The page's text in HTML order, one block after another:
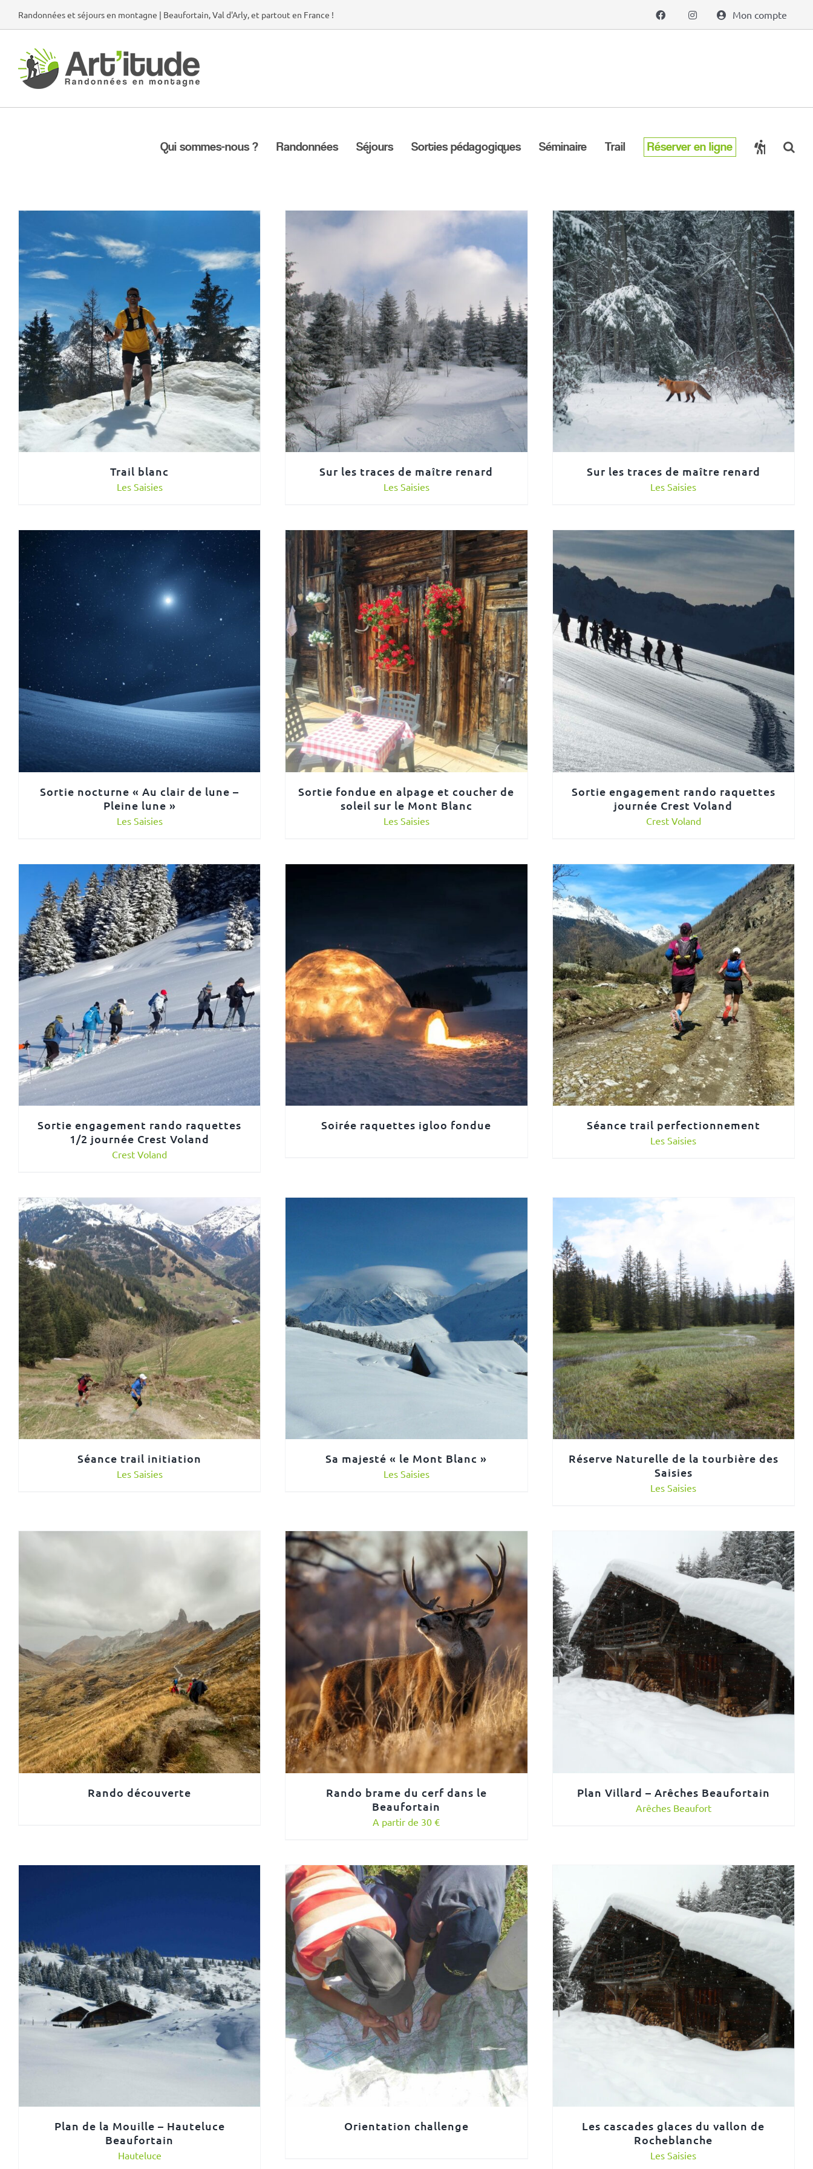
Randonnées et séjours en montagne | Beaufortain, Val d'Arly, et partout en France ! Mon compte
Qui sommes-nous ? Randonnées Séjours Sorties pédagogiques Séminaire Trail Réserver en ligne
Trail blanc
Les Saisies
Sur les traces de maître renard
Les Saisies
Sur les traces de maître renard
Les Saisies
Sortie nocturne « Au clair de lune –
Pleine lune »
Les Saisies
Sortie fondue en alpage et coucher de
soleil sur le Mont Blanc
Les Saisies
Sortie engagement rando raquettes
journée Crest Voland
Crest Voland
Sortie engagement rando raquettes
1/2 journée Crest Voland
Crest Voland
Soirée raquettes igloo fondue Séance trail perfectionnement
Les Saisies
Séance trail initiation
Les Saisies
Sa majesté « le Mont Blanc »
Les Saisies
Réserve Naturelle de la tourbière des
Saisies
Les Saisies
Rando découverte
Rando brame du cerf dans le
Beaufortain
A partir de 30 €
Plan Villard – Arêches Beaufortain
Arêches Beaufort
Plan de la Mouille – Hauteluce
Beaufortain
Hauteluce
Orientation challenge
Les cascades glaces du vallon de
Rocheblanche
Les Saisies